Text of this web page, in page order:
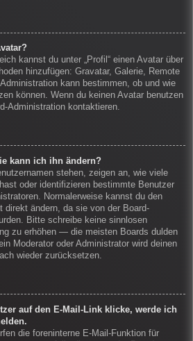
kannst du unter „Profil“ einen Avatar über
hinzufügen: Gravatar, Galerie, Remote
kann bestimmen, ob und wie
können. Wenn du keinen Avatar benutzen
Administration kontaktieren.
kann ich ihn ändern?
stehen, zeigen an, wie viele
oder identifizieren bestimmte Benutzer
Normalerweise kannst du den
direkt ändern, da sie von der Board-
Bitte schreibe keine sinnlosen
zu erhöhen — die meisten Boards dulden
Moderator oder Administrator wird deinen
wieder zurücksetzen.
auf den E-Mail-Link klicke, werde ich
die foreninterne E-Mail-Funktion für